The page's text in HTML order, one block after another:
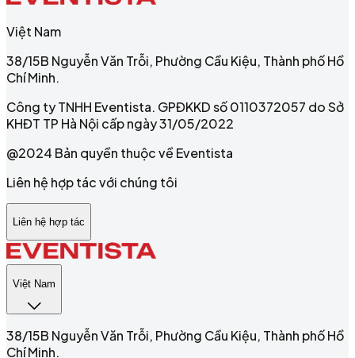
Việt Nam
38/15B Nguyễn Văn Trỗi, Phường Cầu Kiệu, Thành phố Hồ
Chí Minh.
Công ty TNHH Eventista. GPĐKKD số 0110372057 do Sở
KHĐT TP Hà Nội cấp ngày 31/05/2022
@2024 Bản quyền thuộc về Eventista
Liên hệ hợp tác với chúng tôi
Liên hệ hợp tác
Việt Nam
38/15B Nguyễn Văn Trỗi, Phường Cầu Kiệu, Thành phố Hồ
Chí Minh.